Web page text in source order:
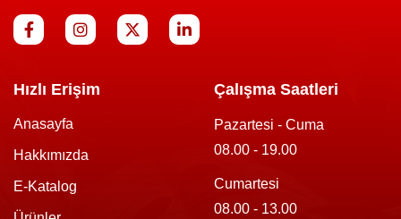
Hızlı Erişim
Anasayfa
Hakkımızda
E-Katalog
Çalışma Saatleri
Pazartesi - Cuma
08.00 - 19.00
Cumartesi
08.00 - 13.00